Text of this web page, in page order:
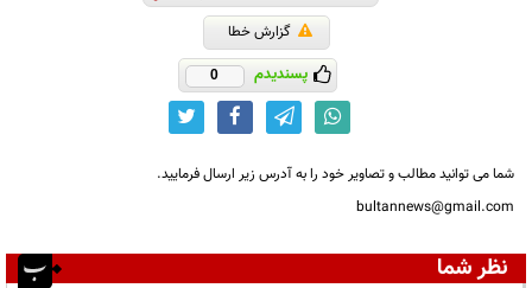
گزارش خطا
پسندیدم 0
شما می توانید مطالب و تصاویر خود را به آدرس زیر ارسال فرمایید.
bultannews@gmail.com
نظر شما